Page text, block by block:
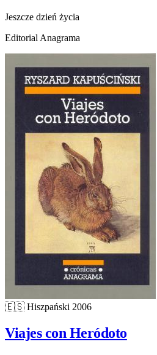
Jeszcze dzień życia
Editorial Anagrama
🇪🇸 Hiszpański 2006
Viajes con Heródoto